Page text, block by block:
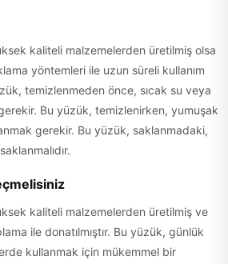
kaliteli malzemelerden üretilmiş olsa
yöntemleri ile uzun süreli kullanım
temizlenmeden önce, sıcak su veya
Bu yüzük, temizlenirken, yumuşak
gerekir. Bu yüzük, saklanmadaki,
kaliteli malzemelerden üretilmiş ve
ile donatılmıştır. Bu yüzük, günlük
kullanmak için mükemmel bir